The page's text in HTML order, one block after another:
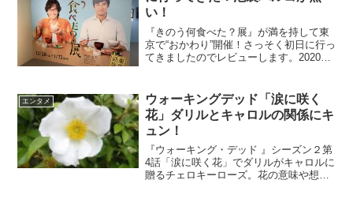
い！
『きのう何食べた？展』が満を持して東
京で“おかわり”開催！さっそく初日に行っ
てきましたのでレビューします。2020年
い要素もプラスされて大満足の楽しい時
間でした。『きの...
エンタメ
ウォーキングデッド「涙に咲く
花」ダリルとキャロルの関係にキ
ュン！
『ウォーキング・デッド 』シーズン２第
4話「涙に咲く花」でダリルがキャロルに
贈るチェロキーローズ。花の意味や想い